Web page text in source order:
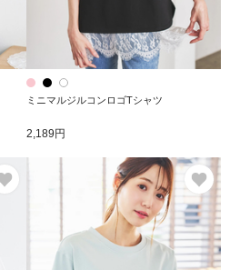
ミニマルジルコンロゴTシャツ
2,189円